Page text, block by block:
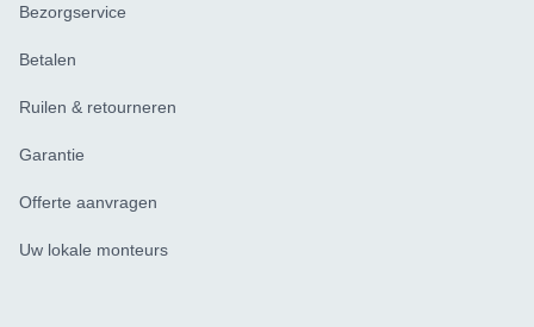
Bezorgservice
Betalen
Ruilen & retourneren
Garantie
Offerte aanvragen
Uw lokale monteurs